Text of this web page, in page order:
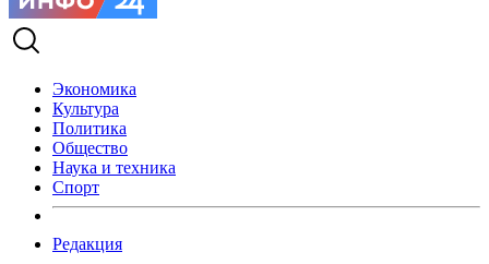
Экономика
Культура
Политика
Общество
Наука и техника
Спорт
Редакция